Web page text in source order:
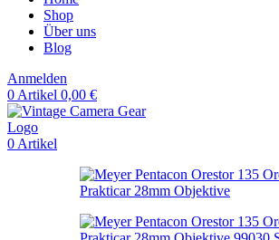
Shop
Über uns
Blog
Anmelden
0 Artikel 0,00 €
0 Artikel